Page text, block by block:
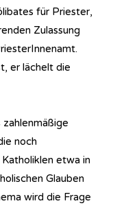
für Priester,
Zulassung
er lächelt die
noch
etwa in
Glauben
wird die Frage